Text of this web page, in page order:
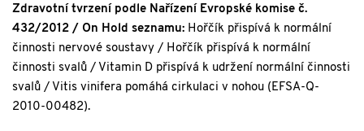
Zdravotní tvrzení podle Nařízení Evropské komise č.
432/2012 / On Hold seznamu: Hořčík přispívá k normální
činnosti nervové soustavy / Hořčík přispívá k normální
činnosti svalů / Vitamin D přispívá k udržení normální činnosti
svalů / Vitis vinifera pomáhá cirkulaci v nohou (EFSA-Q-
2010-00482).